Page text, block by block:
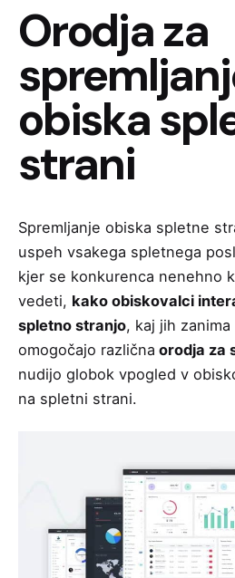
Orodja za
obiska
strani
Spremljanje obiska spletne
uspeh vsakega spletnega
kjer se konkurenca nenehno
vedeti, kako obiskovalci
spletno stranjo, kaj jih
omogočajo različna orodja za
nudijo globok vpogled v
na spletni strani.